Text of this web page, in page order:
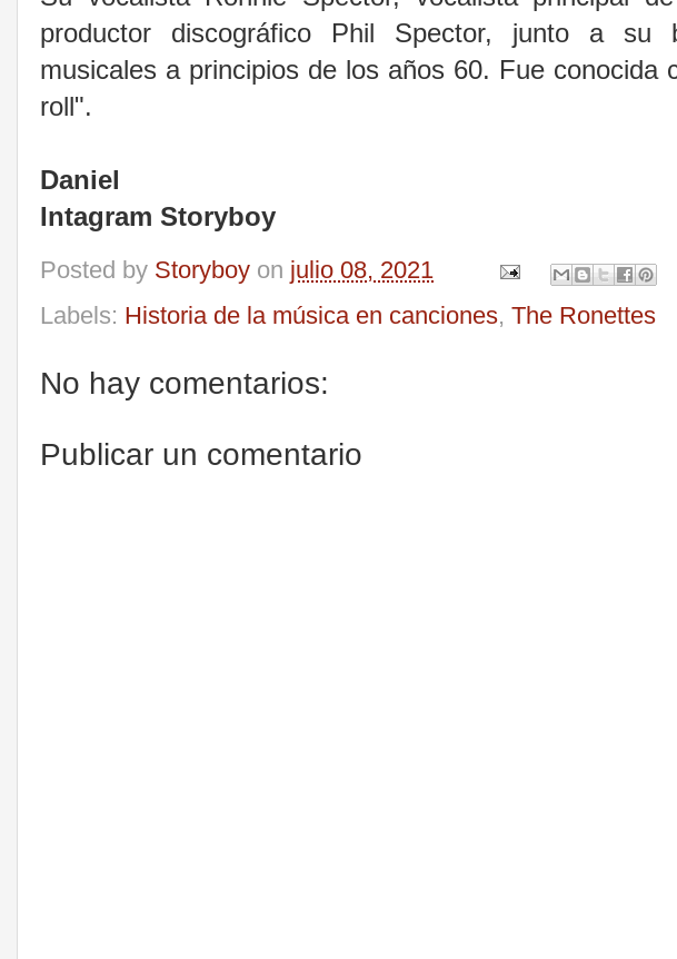
productor discográfico Phil Spector, junto a su
musicales a principios de los años 60. Fue conocida
roll".
Daniel
Intagram Storyboy
Posted by Storyboy on julio 08, 2021
Labels: Historia de la música en canciones, The Ronettes
No hay comentarios:
Publicar un comentario